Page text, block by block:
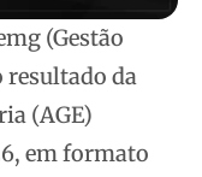
(Gestão
resultado da
(AGE)
em formato